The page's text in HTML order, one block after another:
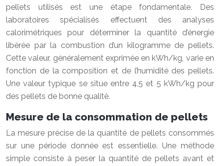
pellets utilisés est une étape fondamentale. Des
laboratoires spécialisés effectuent des analyses
calorimétriques pour déterminer la quantité d’énergie
libérée par la combustion d’un kilogramme de pellets.
Cette valeur, généralement exprimée en kWh/kg, varie en
fonction de la composition et de l’humidité des pellets.
Une valeur typique se situe entre 4,5 et 5 kWh/kg pour
des pellets de bonne qualité.
Mesure de la consommation de pellets
La mesure précise de la quantité de pellets consommés
sur une période donnée est essentielle. Une méthode
simple consiste à peser la quantité de pellets avant et